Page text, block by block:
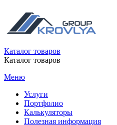
Каталог товаров
Каталог товаров
Меню
Услуги
Портфолио
Калькуляторы
Полезная информация